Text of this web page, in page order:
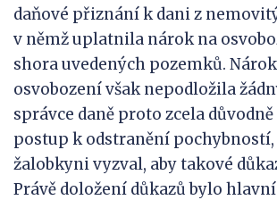
daňové přiznání k dani z
v němž uplatnila nárok na
shora uvedených pozemků.
osvobození však nepodložila
správce daně proto zcela
postup k odstranění pochybností,
žalobkyni vyzval, aby takové
Právě doložení důkazů bylo